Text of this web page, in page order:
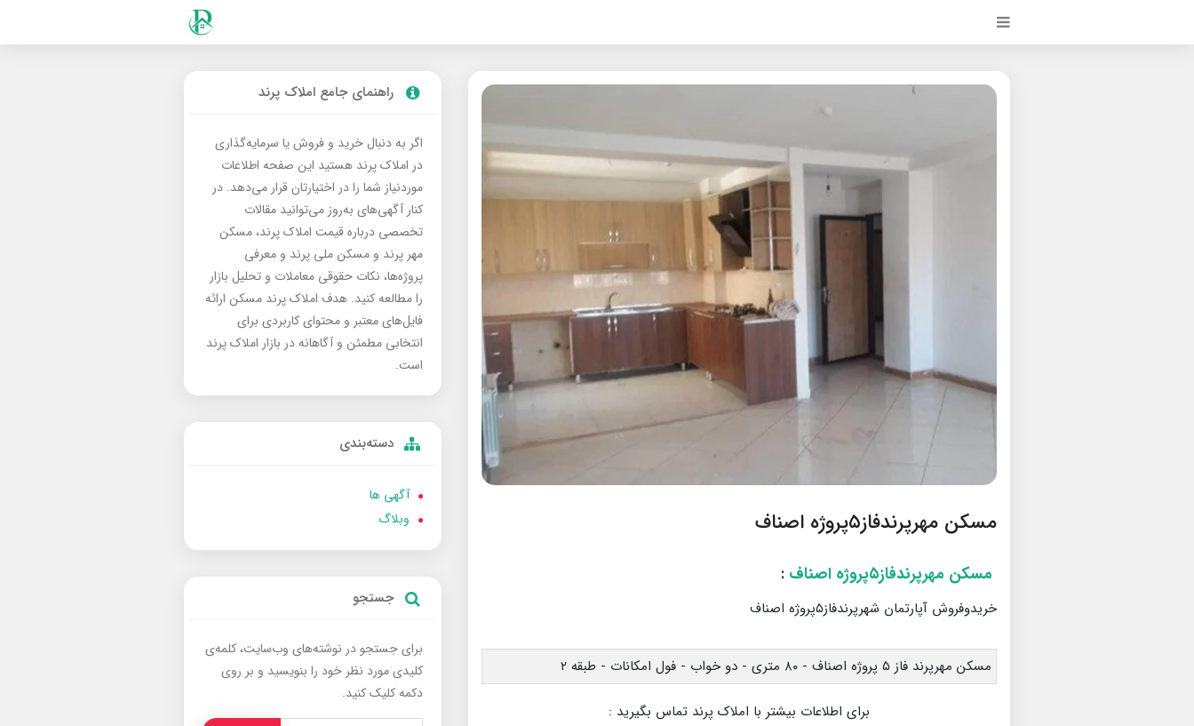
مسکن مهرپرندفاز۵پروژه اصناف
مسکن مهرپرندفاز۵پروژه اصناف :
خریدوفروش آپارتمان شهرپرندفاز۵پروژه اصناف
مسکن مهرپرند فاز ۵ پروژه اصناف - ۸۰ متری - دو خواب - فول امکانات - طبقه ۲
برای اطلاعات بیشتر با املاک پرند تماس بگیرید :
راهنمای جامع املاک پرند
اگر به دنبال خرید و فروش یا سرمایه‌گذاری
در املاک پرند هستید این صفحه اطلاعات
موردنیاز شما را در اختیارتان قرار می‌دهد. در
کنار آگهی‌های به‌روز می‌توانید مقالات
تخصصی درباره قیمت املاک پرند، مسکن
مهر پرند و مسکن ملی پرند و معرفی
پروژه‌ها، نکات حقوقی معاملات و تحلیل بازار
را مطالعه کنید. هدف املاک پرند مسکن ارائه
فایل‌های معتبر و محتوای کاربردی برای
انتخابی مطمئن و آگاهانه در بازار املاک پرند
است.
دسته‌بندی
آگهی ها
وبلاگ
جستجو
برای جستجو در نوشته‌های وب‌سایت، کلمه‌ی
کلیدی مورد نظر خود را بنویسید و بر روی
دکمه کلیک کنید.